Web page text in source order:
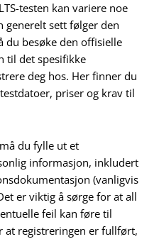
testen kan variere noe
generelt sett følger den
du besøke den offisielle
til det spesifikke
deg hos. Her finner du
priser og krav til
du fylle ut et
informasjon, inkludert
(vanligvis
er viktig å sørge for at all
feil kan føre til
at registreringen er fullført,